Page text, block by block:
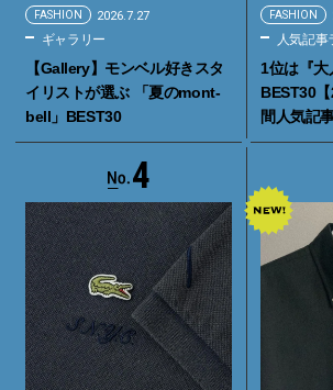
FASHION 2026.7.27
ギャラリー
【Gallery】モンベル好きスタ
イリストが選ぶ 「夏のmont-
bell」BEST30
FASHION
人気記事
1位は『大
BEST30
間人気記
4